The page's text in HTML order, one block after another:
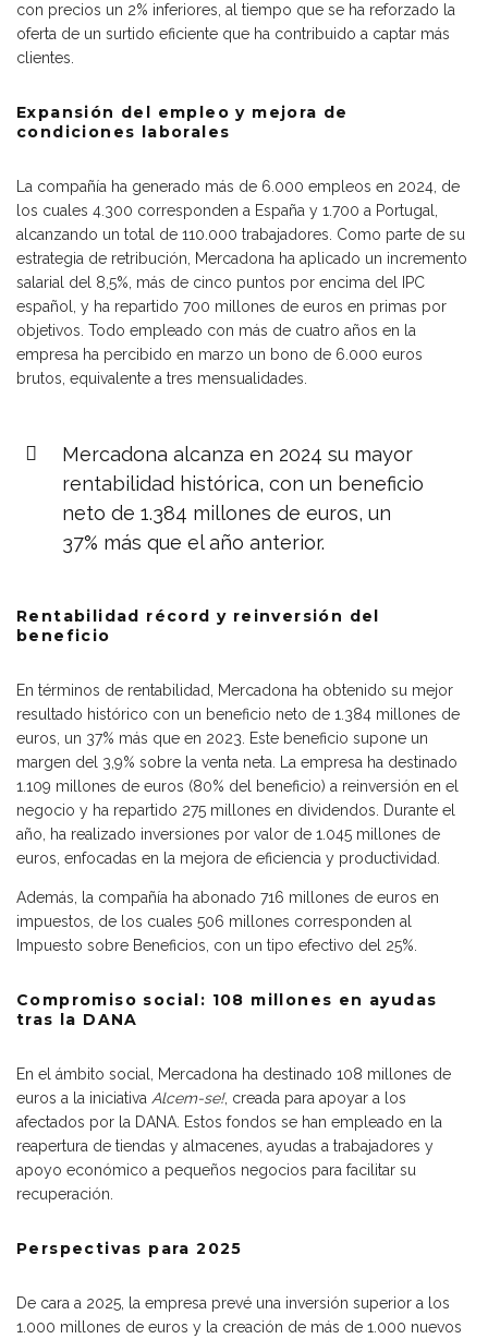
con precios un 2% inferiores, al tiempo que se ha reforzado la
oferta de un surtido eficiente que ha contribuido a captar más
clientes.
Expansión del empleo y mejora de
condiciones laborales
La compañía ha generado más de 6.000 empleos en 2024, de
los cuales 4.300 corresponden a España y 1.700 a Portugal,
alcanzando un total de 110.000 trabajadores. Como parte de su
estrategia de retribución, Mercadona ha aplicado un incremento
salarial del 8,5%, más de cinco puntos por encima del IPC
español, y ha repartido 700 millones de euros en primas por
objetivos. Todo empleado con más de cuatro años en la
empresa ha percibido en marzo un bono de 6.000 euros
brutos, equivalente a tres mensualidades.
Mercadona alcanza en 2024 su mayor
rentabilidad histórica, con un beneficio
neto de 1.384 millones de euros, un
37% más que el año anterior.
Rentabilidad récord y reinversión del
beneficio
En términos de rentabilidad, Mercadona ha obtenido su mejor
resultado histórico con un beneficio neto de 1.384 millones de
euros, un 37% más que en 2023. Este beneficio supone un
margen del 3,9% sobre la venta neta. La empresa ha destinado
1.109 millones de euros (80% del beneficio) a reinversión en el
negocio y ha repartido 275 millones en dividendos. Durante el
año, ha realizado inversiones por valor de 1.045 millones de
euros, enfocadas en la mejora de eficiencia y productividad.
Además, la compañía ha abonado 716 millones de euros en
impuestos, de los cuales 506 millones corresponden al
Impuesto sobre Beneficios, con un tipo efectivo del 25%.
Compromiso social: 108 millones en ayudas
tras la DANA
En el ámbito social, Mercadona ha destinado 108 millones de
euros a la iniciativa Alcem-se!, creada para apoyar a los
afectados por la DANA. Estos fondos se han empleado en la
reapertura de tiendas y almacenes, ayudas a trabajadores y
apoyo económico a pequeños negocios para facilitar su
recuperación.
Perspectivas para 2025
De cara a 2025, la empresa prevé una inversión superior a los
1.000 millones de euros y la creación de más de 1.000 nuevos